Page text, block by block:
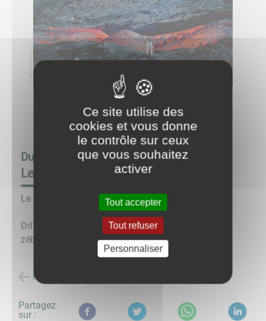
Du 30/11/24 à 20:30 au30/11/24 à 23:30
Le mois du doc : petite planète
Le mois du doc au cinéma.
Diffusion du documentaire : Sitabaomba, chez les
zébus francophones.
Retour à la liste des évènements
Partagez
sur :
Ce site utilise des
cookies et vous donne
le contrôle sur ceux
que vous souhaitez
activer
Tout accepter
Tout refuser
Personnaliser